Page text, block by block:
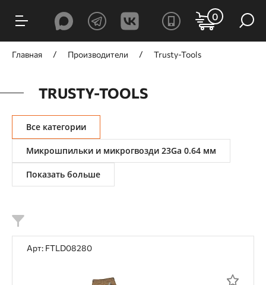
0
Главная Производители Trusty-Tools
TRUSTY-TOOLS
ФИЛЬТРЫ
Цена, ₽
от
Принцип действия
Назначение
Декоративные работы
Все категории
Микрошпильки и микрогвозди 23Ga 0.64 мм
Показать больше
Арт: FTLD08280